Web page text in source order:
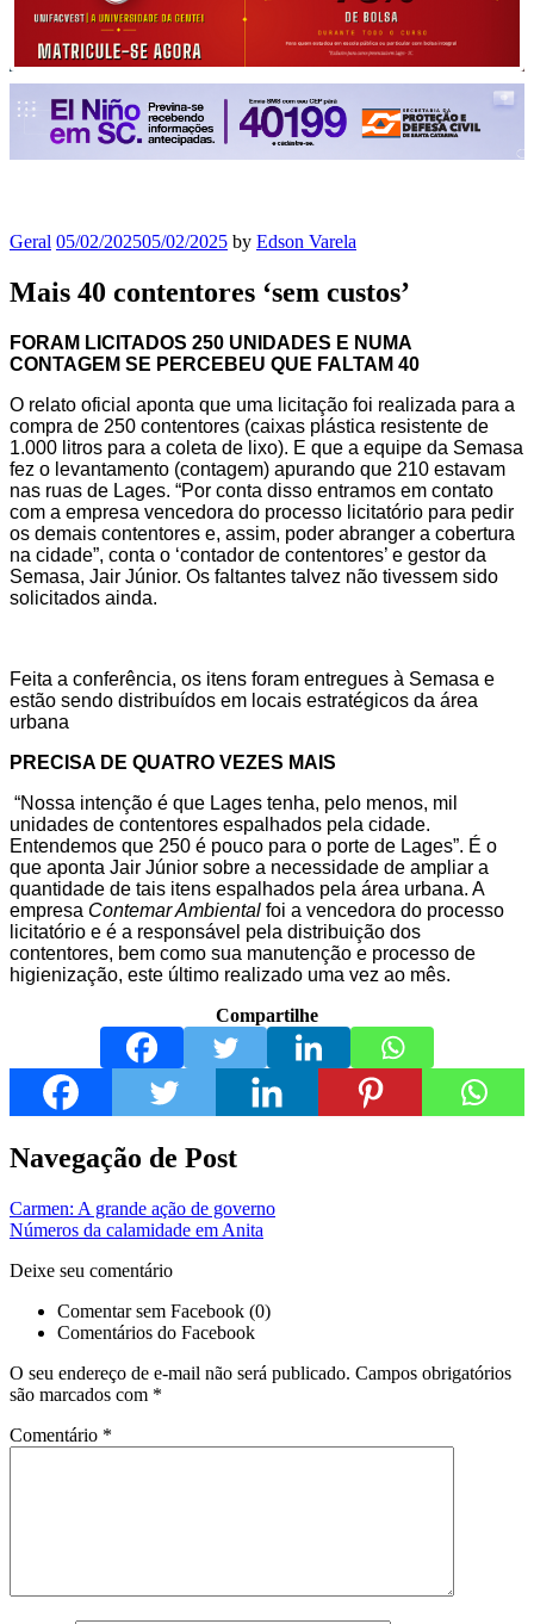
Geral 05/02/202505/02/2025 by Edson Varela
Mais 40 contentores ‘sem custos’
FORAM LICITADOS 250 UNIDADES E NUMA
CONTAGEM SE PERCEBEU QUE FALTAM 40
O relato oficial aponta que uma licitação foi realizada para a
compra de 250 contentores (caixas plástica resistente de
1.000 litros para a coleta de lixo). E que a equipe da Semasa
fez o levantamento (contagem) apurando que 210 estavam
nas ruas de Lages. “Por conta disso entramos em contato
com a empresa vencedora do processo licitatório para pedir
os demais contentores e, assim, poder abranger a cobertura
na cidade”, conta o ‘contador de contentores’ e gestor da
Semasa, Jair Júnior. Os faltantes talvez não tivessem sido
solicitados ainda.
Feita a conferência, os itens foram entregues à Semasa e
estão sendo distribuídos em locais estratégicos da área
urbana
PRECISA DE QUATRO VEZES MAIS
“Nossa intenção é que Lages tenha, pelo menos, mil
unidades de contentores espalhados pela cidade.
Entendemos que 250 é pouco para o porte de Lages”. É o
que aponta Jair Júnior sobre a necessidade de ampliar a
quantidade de tais itens espalhados pela área urbana. A
empresa Contemar Ambiental foi a vencedora do processo
licitatório e é a responsável pela distribuição dos
contentores, bem como sua manutenção e processo de
higienização, este último realizado uma vez ao mês.
Compartilhe
Navegação de Post
Carmen: A grande ação de governo
Números da calamidade em Anita
Deixe seu comentário
Comentar sem Facebook (0)
Comentários do Facebook
O seu endereço de e-mail não será publicado. Campos obrigatórios
são marcados com *
Comentário *